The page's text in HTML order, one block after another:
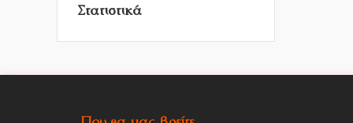
Στατιστικά